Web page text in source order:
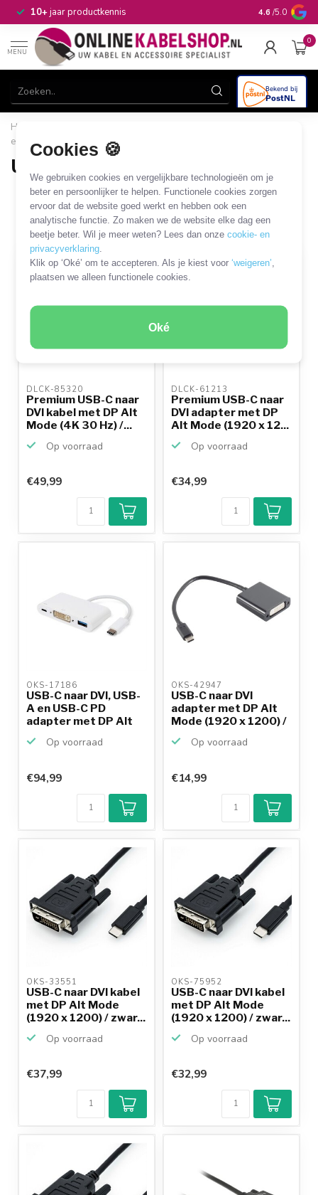
Cookies 🍪
We gebruiken cookies en vergelijkbare technologieën om je
beter en persoonlijker te helpen. Functionele cookies zorgen
ervoor dat de website goed werkt en hebben ook een
analytische functie. Zo maken we de website elke dag een
beetje beter. Wil je meer weten? Lees dan onzecookie- en
privacyverklaring
Klik op ‘Oké’ om te accepteren. Als je kiest voor‘weigeren’
plaatsen we alleen functionele cookies.
Oké
10+jaar productkennis 4.6 /5.0
MENU
0
Home
en adapters
USB-C - DVI kabels en adapters
USB-C - DVI kabels en adapters
10 PRODUCTEN
Filters SORTEER OP
DLCK-85320
Premium USB-C naar
DVI kabel met DP Alt
Mode (4K 30 Hz) /...
Op voorraad
€49,99
DLCK-61213
Premium USB-C naar
DVI adapter met DP
Alt Mode (1920 x 12...
Op voorraad
€34,99
OKS-17186
USB-C naar DVI, USB-
A en USB-C PD
adapter met DP Alt
Op voorraad
€94,99
OKS-42947
USB-C naar DVI
adapter met DP Alt
Mode (1920 x 1200) /
Op voorraad
€14,99
OKS-33551
USB-C naar DVI kabel
met DP Alt Mode
(1920 x 1200) / zwar...
Op voorraad
€37,99
OKS-75952
USB-C naar DVI kabel
met DP Alt Mode
(1920 x 1200) / zwar...
Op voorraad
€32,99